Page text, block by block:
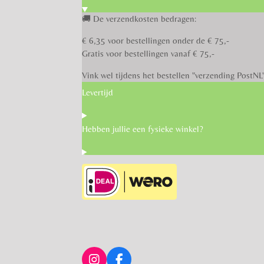
🚚 De verzendkosten bedragen:
€ 6,35 voor bestellingen onder de € 75,-
Gratis voor bestellingen vanaf € 75,-
Vink wel tijdens het bestellen "verzending
Levertijd
Hebben jullie een fysieke winkel?